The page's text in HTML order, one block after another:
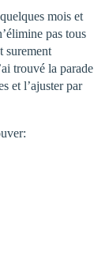
mois et
pas tous
surement
trouvé la parade
et l’ajuster par